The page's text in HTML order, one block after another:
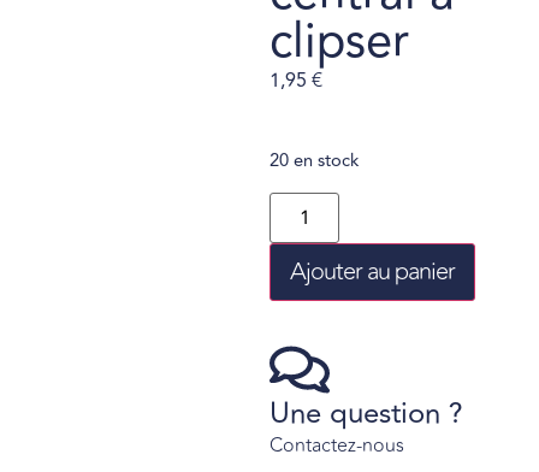
clipser
1,95 €
20 en stock
Ajouter au panier
Une question ?
Contactez-nous